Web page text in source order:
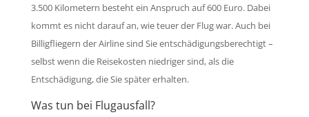
3.500 Kilometern besteht ein Anspruch auf 600 Euro. Dabei
kommt es nicht darauf an, wie teuer der Flug war. Auch bei
Billigfliegern der Airline sind Sie entschädigungsberechtigt –
selbst wenn die Reisekosten niedriger sind, als die
Entschädigung, die Sie später erhalten.
Was tun bei Flugausfall?